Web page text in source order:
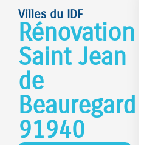
Villes du IDF
Rénovation
Saint Jean
de
Beauregard
91940